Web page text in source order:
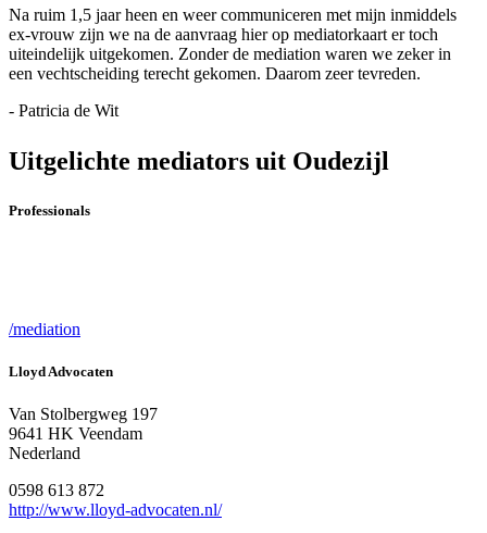
Na ruim 1,5 jaar heen en weer communiceren met mijn inmiddels
ex-vrouw zijn we na de aanvraag hier op mediatorkaart er toch
uiteindelijk uitgekomen. Zonder de mediation waren we zeker in
een vechtscheiding terecht gekomen. Daarom zeer tevreden.
- Patricia de Wit
Uitgelichte mediators uit Oudezijl
Professionals
/mediation
Lloyd Advocaten
Van Stolbergweg 197
9641 HK Veendam
Nederland
0598 613 872
http://www.lloyd-advocaten.nl/